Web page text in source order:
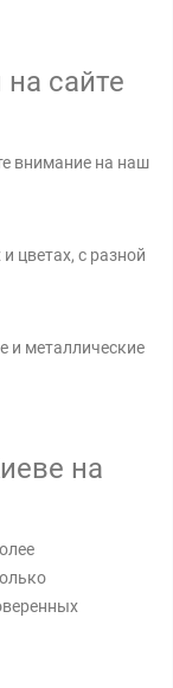
сайте
внимание на наш
цветах, с разной
и металлические
на